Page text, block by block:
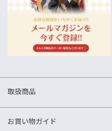
取扱商品
お買い物ガイド